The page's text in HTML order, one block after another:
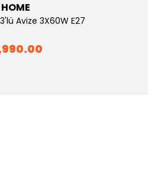
Avize 3X60W E27